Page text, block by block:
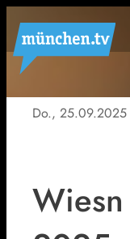
Do., 25.09.2025